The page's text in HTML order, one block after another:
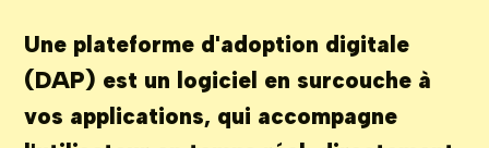
Une plateforme d'adoption digitale
(DAP) est un logiciel en surcouche à
vos applications, qui accompagne